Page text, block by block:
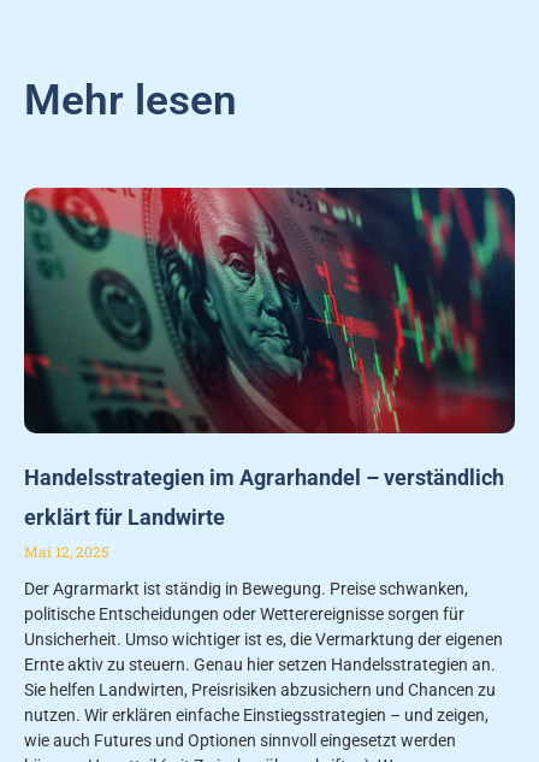
Mehr lesen
Handelsstrategien im Agrarhandel – verständlich
erklärt für Landwirte
Mai 12, 2025
Der Agrarmarkt ist ständig in Bewegung. Preise schwanken,
politische Entscheidungen oder Wetterereignisse sorgen für
Unsicherheit. Umso wichtiger ist es, die Vermarktung der eigenen
Ernte aktiv zu steuern. Genau hier setzen Handelsstrategien an.
Sie helfen Landwirten, Preisrisiken abzusichern und Chancen zu
nutzen. Wir erklären einfache Einstiegsstrategien – und zeigen,
wie auch Futures und Optionen sinnvoll eingesetzt werden